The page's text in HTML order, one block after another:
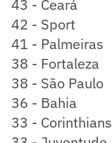
43 - Ceará
42 - Sport
41 - Palmeiras
38 - Fortaleza
38 - São Paulo
36 - Bahia
33 - Corinthians